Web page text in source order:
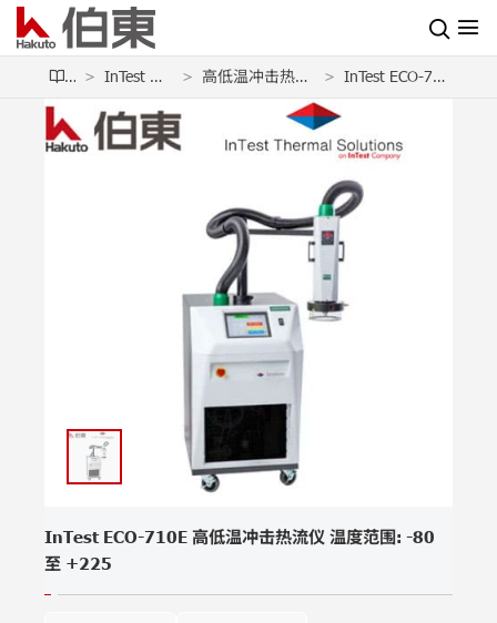
产品 InTest 高低温冲击热流仪 高低温冲击热流仪 ThermoStream Eco InTest ECO-710E 高低温冲击热流仪
InTest ECO-710E 高低温冲击热流仪 温度范围: -80
至 +225